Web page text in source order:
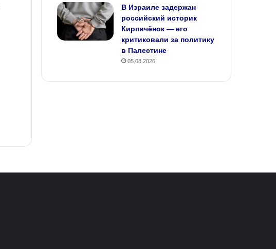
В Израиле задержан
российский историк
Кирпичёнок — его
критиковали за политику
в Палестине
05.08.2026